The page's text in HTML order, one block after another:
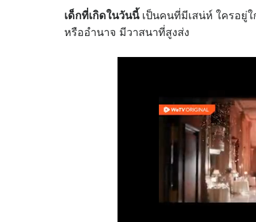
เด็กที่เกิดในวันนี้เป็นคนที่มีเสน่ห์ ใครอยู่
หรืออำนาจ มีวาสนาที่สูงส่ง